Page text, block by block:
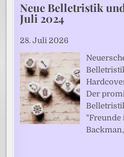
Neue Belletristik
Juli 2024
28. Juli 2026
Der
"Freunde